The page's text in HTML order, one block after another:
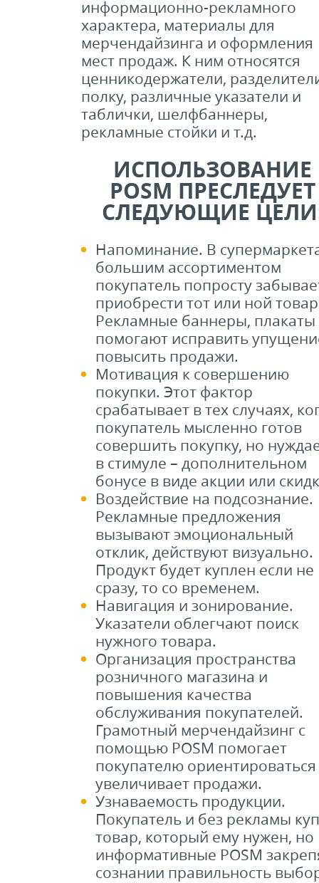
информационно-рекламного
характера, материалы для
мерчендайзинга и оформления
мест продаж. К ним относятся
ценникодержатели,
полку, различные указатели и
таблички, шелфбаннеры,
рекламные стойки и т.д.
ИСПОЛЬЗОВАНИЕ
POSM ПРЕСЛЕДУЕТ
СЛЕДУЮЩИЕ
Напоминание. В
большим ассортиментом
покупатель попросту
приобрести тот или ной
Рекламные баннеры, плакаты
помогают исправить
повысить продажи.
Мотивация к совершению
покупки. Этот фактор
срабатывает в тех случаях,
покупатель мысленно готов
совершить покупку, но
в стимуле – дополнительном
бонусе в виде акции или
Воздействие на подсознание.
Рекламные предложения
вызывают эмоциональный
отклик, действуют визуально.
Продукт будет куплен если не
сразу, то со временем.
Навигация и зонирование.
Указатели облегчают поиск
нужного товара.
Организация пространства
розничного магазина и
повышения качества
обслуживания покупателей.
Грамотный мерчендайзинг с
помощью POSM помогает
покупателю
увеличивает продажи.
Узнаваемость продукции.
Покупатель и без рекламы
товар, который ему нужен, но
информативные POSM
сознании правильность